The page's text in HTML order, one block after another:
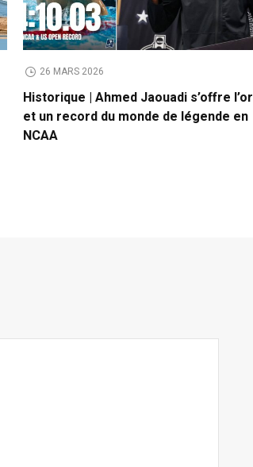
26 MARS 2026
Historique | Ahmed Jaouadi s’offre l’or
et un record du monde de légende en
NCAA